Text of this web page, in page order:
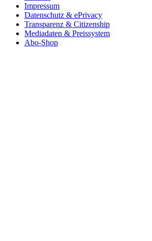
Impressum
Datenschutz & ePrivacy
Transparenz & Citizenship
Mediadaten & Preissystem
Abo-Shop